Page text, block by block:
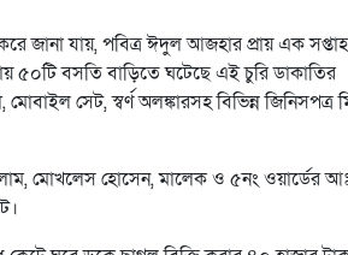
জানা যায়, পবিত্র ঈদুল আজহার প্রায় এক
৫০টি বসতি বাড়িতে ঘটেছে এই চুরি ডাকাতির
সেট, স্বর্ণ অলঙ্কারসহ বিভিন্ন জিনিসপত্র
মোখলেস হোসেন, মালেক ও ৫নং ওয়ার্ডের